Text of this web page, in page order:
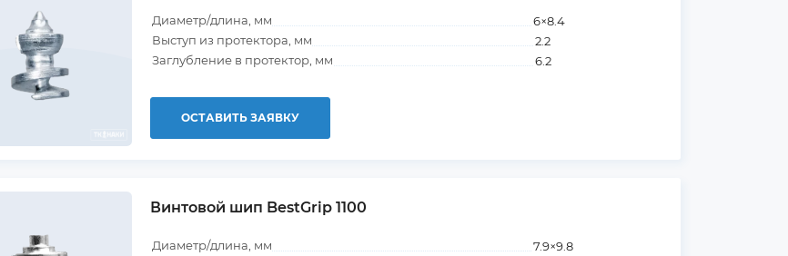
Диаметр/длина, мм
6×8.4
Выступ из протектора, мм
2.2
Заглубление в протектор, мм
6.2
ОСТАВИТЬ ЗАЯВКУ
Винтовой шип BestGrip 1100
Диаметр/длина, мм
7.9×9.8